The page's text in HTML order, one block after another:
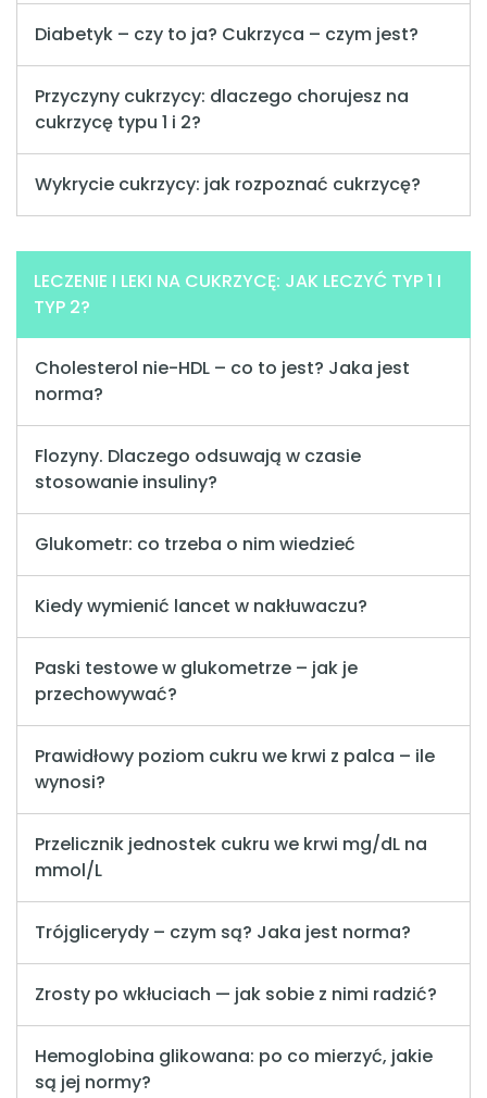
Diabetyk – czy to ja? Cukrzyca – czym jest?
Przyczyny cukrzycy: dlaczego chorujesz na
cukrzycę typu 1 i 2?
Wykrycie cukrzycy: jak rozpoznać cukrzycę?
LECZENIE I LEKI NA CUKRZYCĘ: JAK LECZYĆ TYP 1 I
TYP 2?
Cholesterol nie-HDL – co to jest? Jaka jest
norma?
Flozyny. Dlaczego odsuwają w czasie
stosowanie insuliny?
Glukometr: co trzeba o nim wiedzieć
Kiedy wymienić lancet w nakłuwaczu?
Paski testowe w glukometrze – jak je
przechowywać?
Prawidłowy poziom cukru we krwi z palca – ile
wynosi?
Przelicznik jednostek cukru we krwi mg/dL na
mmol/L
Trójglicerydy – czym są? Jaka jest norma?
Zrosty po wkłuciach — jak sobie z nimi radzić?
Hemoglobina glikowana: po co mierzyć, jakie
są jej normy?